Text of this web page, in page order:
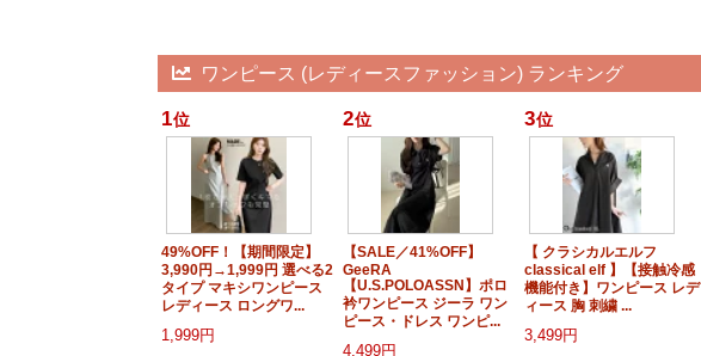
ワンピース (レディースファッション) ランキング
1位
49%OFF！【期間限定】
3,990円→1,999円 選べる2
タイプ マキシワンピース
レディース ロングワ...
1,999円
2位
【SALE／41%OFF】
GeeRA
【U.S.POLOASSN】ポロ
衿ワンピース ジーラ ワン
ピース・ドレス ワンピ...
4,499円
3位
【 クラシカルエルフ
classical elf 】【接触冷感
機能付き】ワンピース レデ
ィース 胸 刺繍 ...
3,499円